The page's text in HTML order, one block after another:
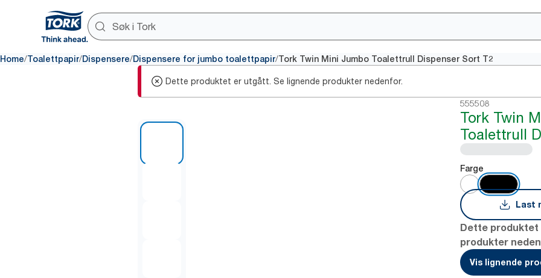
Home/Toalettpapir/Dispensere/Dispensere for jumbo toalettpapir/Tork Twin Mini Jumbo Toalettrull Dispenser Sort T2
Dette produktet er utgått. Se lignende produkter nedenfor.
555508
Tork Twin
Toalettrull
Farge
Last
Dette produktet
produkter
Vis lignende